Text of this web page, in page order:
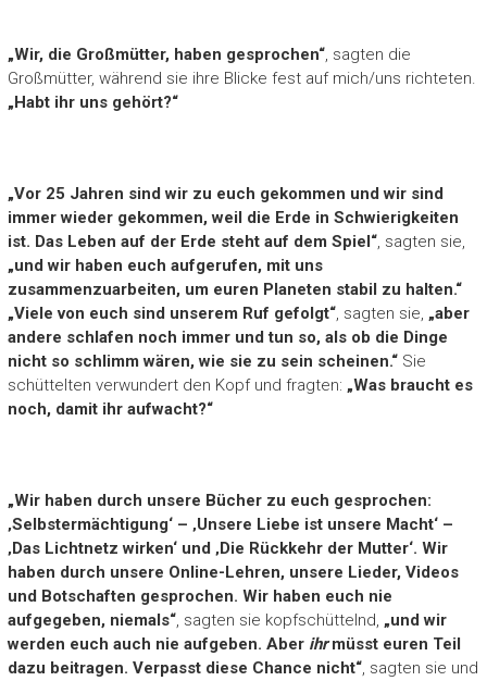
„Wir, die Großmütter, haben gesprochen“, sagten die
Großmütter, während sie ihre Blicke fest auf mich/uns richteten.
„Habt ihr uns gehört?“
„Vor 25 Jahren sind wir zu euch gekommen und wir sind
immer wieder gekommen, weil die Erde in Schwierigkeiten
ist. Das Leben auf der Erde steht auf dem Spiel“, sagten sie,
„und wir haben euch aufgerufen, mit uns
zusammenzuarbeiten, um euren Planeten stabil zu halten.“
„Viele von euch sind unserem Ruf gefolgt“, sagten sie, „aber
andere schlafen noch immer und tun so, als ob die Dinge
nicht so schlimm wären, wie sie zu sein scheinen.“ Sie
schüttelten verwundert den Kopf und fragten: „Was braucht es
noch, damit ihr aufwacht?“
„Wir haben durch unsere Bücher zu euch gesprochen:
‚Selbstermächtigung‘ – ‚Unsere Liebe ist unsere Macht‘ –
‚Das Lichtnetz wirken‘ und ‚Die Rückkehr der Mutter‘. Wir
haben durch unsere Online-Lehren, unsere Lieder, Videos
und Botschaften gesprochen. Wir haben euch nie
aufgegeben, niemals“, sagten sie kopfschüttelnd, „und wir
werden euch auch nie aufgeben. Aber ihrmüsst euren Teil
dazu beitragen. Verpasst diese Chance nicht“, sagten sie und